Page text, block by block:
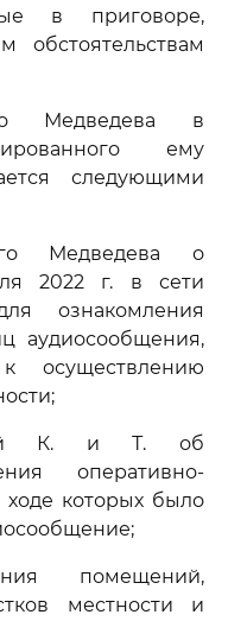
в приговоре,
обстоятельствам
Медведева в
ему
следующими
Медведева о
2022 г. в сети
ознакомления
аудиосообщения,
осуществлению
К. и Т. об
оперативно-
которых было
помещений,
местности и